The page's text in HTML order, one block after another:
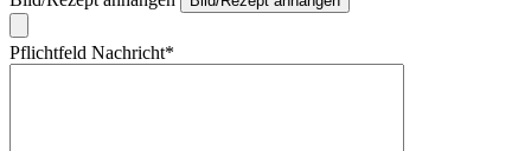
Pflichtfeld Nachricht*